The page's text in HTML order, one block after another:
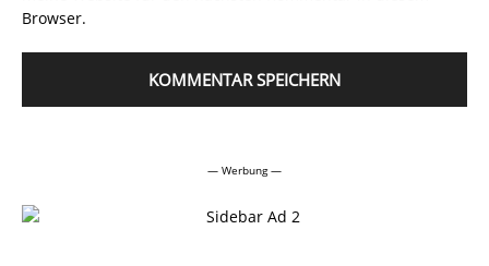
Browser.
— Werbung —